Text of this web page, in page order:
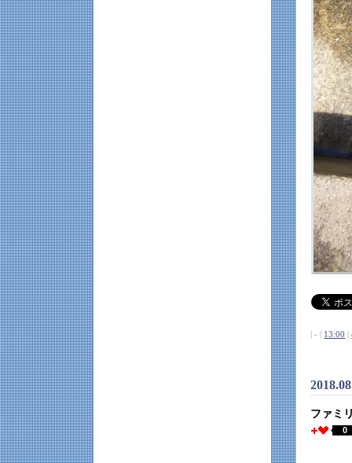
| - | 13:00 |
ファミ
0